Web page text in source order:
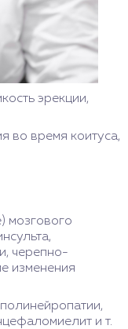
эрекции,
во время коитуса,
мозгового
черепно-
изменения
и т.